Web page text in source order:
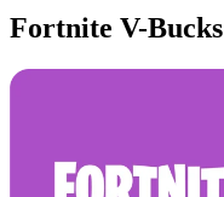
Fortnite V-Bucks